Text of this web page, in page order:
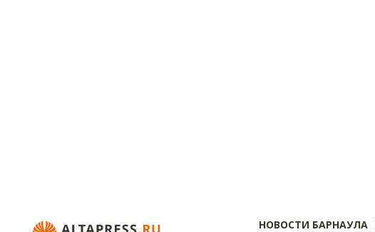
НОВОСТИ БАРНАУЛА